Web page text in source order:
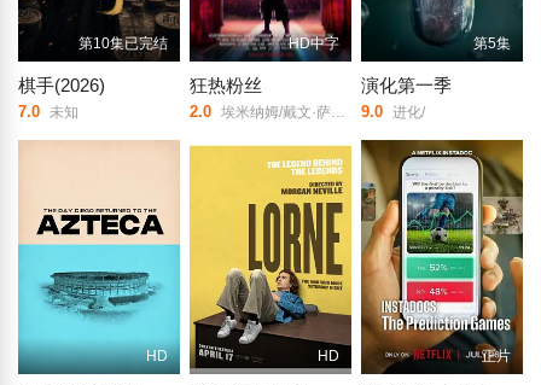
第10集已完结
棋手(2026)
7.0 未知
HD中字
狂热粉丝
2.0 埃米纳姆/戴文·萨瓦/Jason Clay/
第5集
演化第一季
9.0 进化/
HD HD 正片